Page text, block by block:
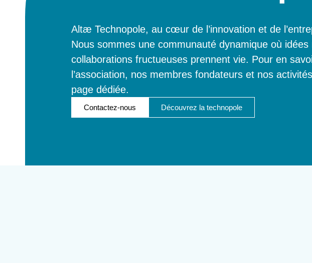
Altæ Technopole, au cœur de l’innovation et de
Nous sommes une communauté dynamique où
collaborations fructueuses prennent vie. Pour en
l’association, nos membres fondateurs et nos
page dédiée.
Contactez-nous Découvrez la technopole